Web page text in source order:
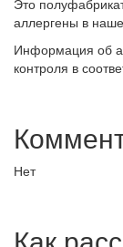
Это
аллергены в
Информация об
контроля в
Нет